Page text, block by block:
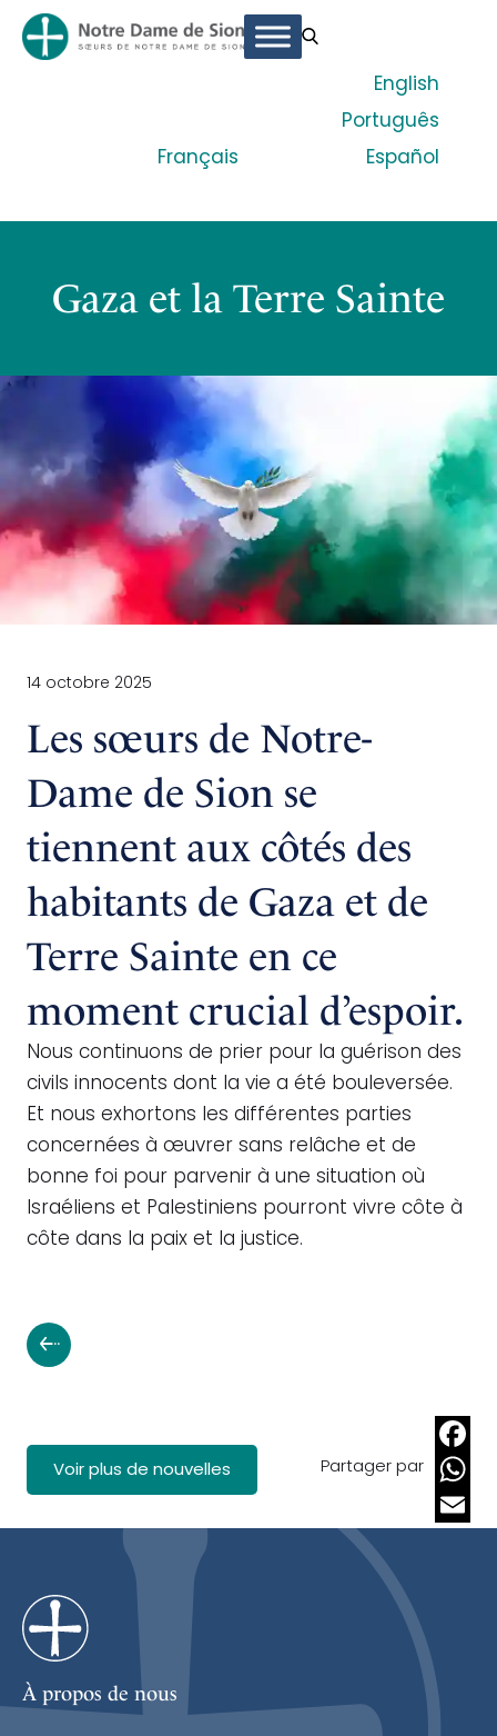
Français
English
Português
Español
Gaza et la Terre Sainte
14 octobre 2025
Les sœurs de Notre-
Dame de Sion se
tiennent aux côtés des
habitants de Gaza et de
Terre Sainte en ce
moment crucial d’espoir.
Nous continuons de prier pour la guérison des
civils innocents dont la vie a été bouleversée.
Et nous exhortons les différentes parties
concernées à œuvrer sans relâche et de
bonne foi pour parvenir à une situation où
Israéliens et Palestiniens pourront vivre côte à
côte dans la paix et la justice.
Voir plus de nouvelles Partager par
À propos de nous